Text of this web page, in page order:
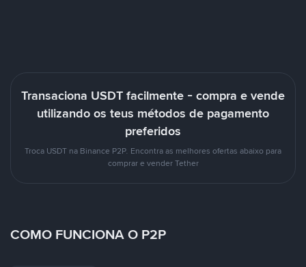
Transaciona USDT facilmente - compra e vende
utilizando os teus métodos de pagamento
preferidos
Troca USDT na Binance P2P. Encontra as melhores ofertas abaixo para
comprar e vender Tether
COMO FUNCIONA O P2P